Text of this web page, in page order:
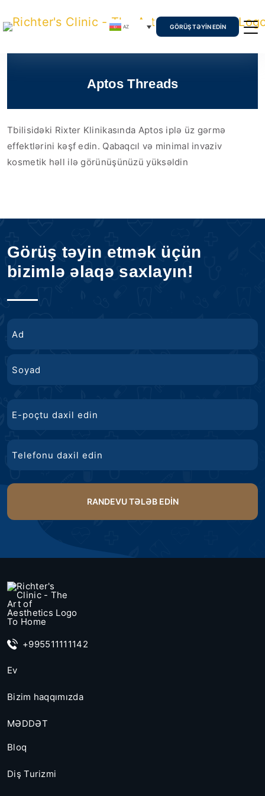
AZ GÖRÜŞ TƏYIN EDIN
Aptos Threads
Tbilisidəki Rixter Klinikasında Aptos iplə üz gərmə
effektlərini kəşf edin. Qabaqcıl və minimal invaziv
kosmetik həll ilə görünüşünüzü yüksəldin
Görüş təyin etmək üçün
bizimlə əlaqə saxlayın!
poçt
+995511111142
Ev
Bizim haqqımızda
MƏDDƏT
Bloq
Diş Turizmi